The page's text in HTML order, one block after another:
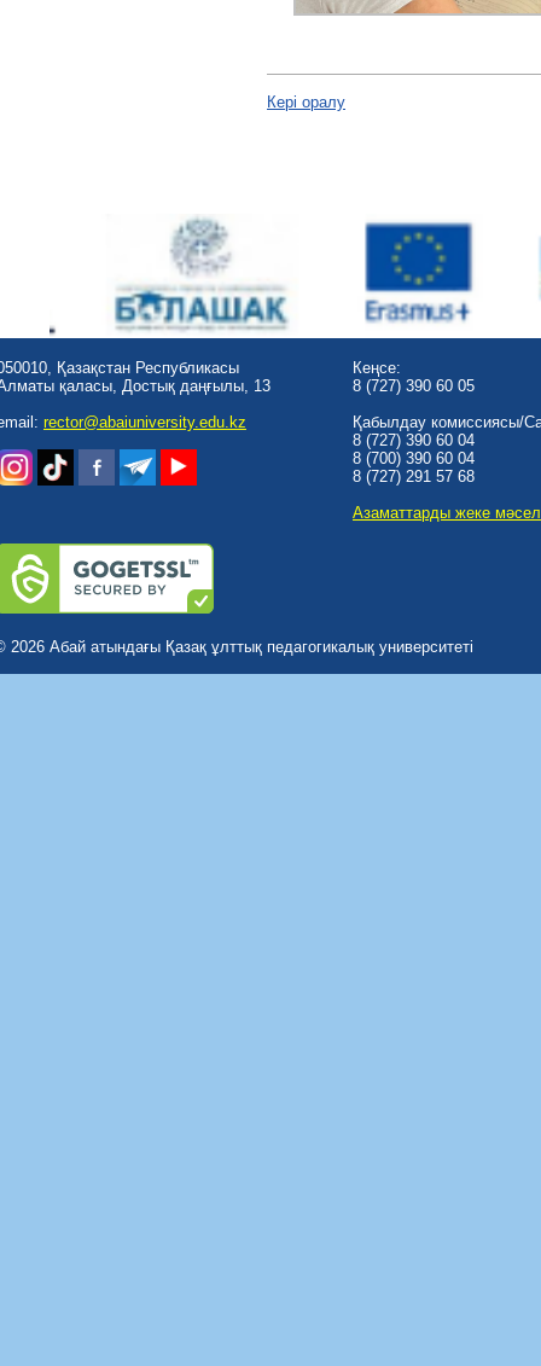
Кері оралу
Қазақстан Республикасы
қаласы, Достық даңғылы, 13
rector@abaiuniversity.edu.kz
Кеңсе:
8 (727) 390 60 05
Қабылдау комиссиясы/
8 (727) 390 60 04
8 (700) 390 60 04
8 (727) 291 57 68
Азаматтарды жеке
2026 Абай атындағы Қазақ ұлттық педагогикалық университеті